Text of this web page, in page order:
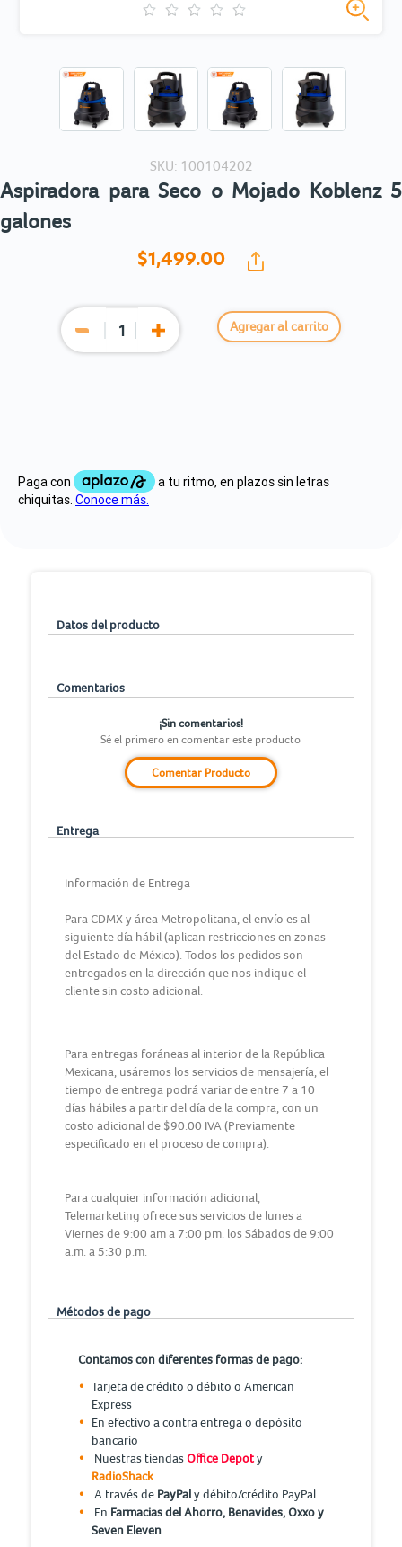
SKU: 100104202
Aspiradora para Seco o Mojado Koblenz 5
galones
$1,499.00
Agregar al carrito
Datos del producto
Comentarios
¡Sin comentarios!
Sé el primero en comentar este producto
Comentar Producto
Entrega
Información de Entrega
Para CDMX y área Metropolitana, el envío es al
siguiente día hábil (aplican restricciones en zonas
del Estado de México). Todos los pedidos son
entregados en la dirección que nos indique el
cliente sin costo adicional.
Para entregas foráneas al interior de la República
Mexicana, usáremos los servicios de mensajería, el
tiempo de entrega podrá variar de entre 7 a 10
días hábiles a partir del día de la compra, con un
costo adicional de $90.00 IVA (Previamente
especificado en el proceso de compra).
Para cualquier información adicional,
Telemarketing ofrece sus servicios de lunes a
Viernes de 9:00 am a 7:00 pm. los Sábados de 9:00
a.m. a 5:30 p.m.
Métodos de pago
Contamos con diferentes formas de pago:
Tarjeta de crédito o débito o American
Express
En efectivo a contra entrega o depósito
bancario
Nuestras tiendasOffice Depoty
RadioShack
A través de PayPaly débito/crédito PayPal
En Farmacias del Ahorro, Benavides, Oxxo y
Seven Eleven